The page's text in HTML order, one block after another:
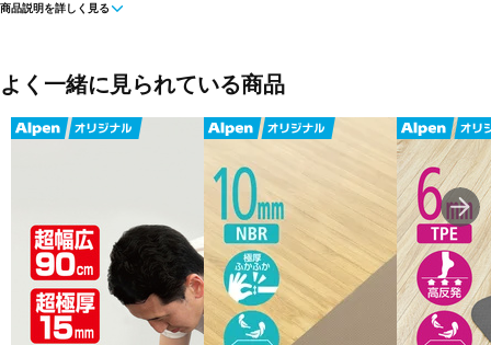
■生産国:中国
■2024年モデル
■メーカー型番：4719030304
商品説明を詳しく見る
よく一緒に見られている商品